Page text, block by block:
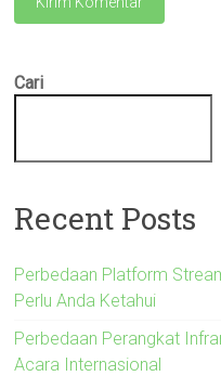
Cari
Recent Posts
Perbedaan Platform
Perlu Anda Ketahui
Perbedaan Perangkat
Acara Internasional